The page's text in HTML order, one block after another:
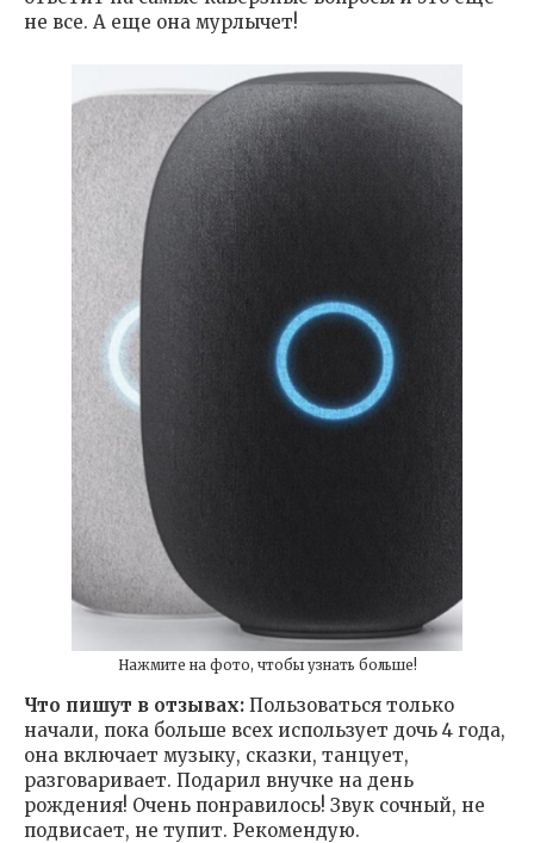
не все. А еще она мурлычет!
Нажмите на фото, чтобы узнать больше!
Что пишут в отзывах: Пользоваться только
начали, пока больше всех использует дочь 4 года,
она включает музыку, сказки, танцует,
разговаривает. Подарил внучке на день
рождения! Очень понравилось! Звук сочный, не
подвисает, не тупит. Рекомендую.